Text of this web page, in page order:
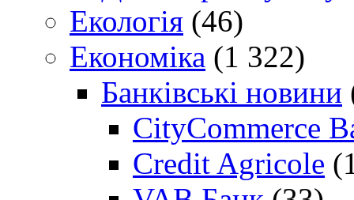
Екологія (46)
Економіка (1 322)
Банківські новини
CityCommerce
Credit Agricole